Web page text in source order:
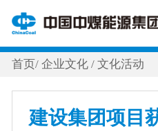
首页/企业文化/文化活动
建设集团项目